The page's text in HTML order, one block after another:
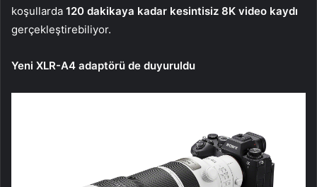
koşullarda 120 dakikaya kadar kesintisiz 8K video kaydı
gerçekleştirebiliyor.
Yeni XLR-A4 adaptörü de duyuruldu